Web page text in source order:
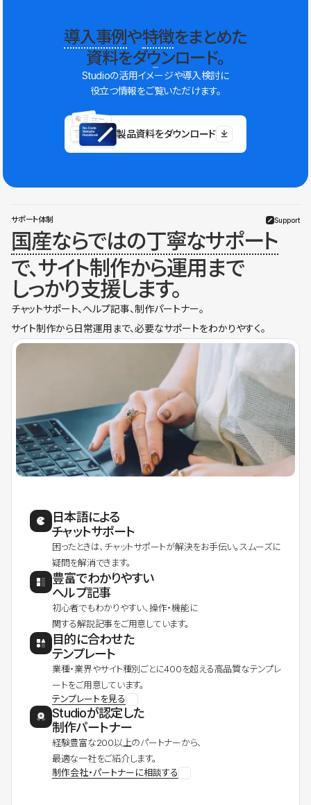
導入事例や特徴をまとめた
資料をダウンロード。
Studioの活用イメージや導入検討に
役立つ情報をご覧いただけます。
製品資料をダウンロード
サポート体制 Support
国産ならではの丁寧なサポート
で、サイト制作から運用まで
しっかり支援します。
チャットサポート、ヘルプ記事、制作パートナー。
サイト制作から日常運用まで、必要なサポートをわかりやすく。
日本語による
チャットサポート
困ったときは、チャットサポートが解決をお手伝い。スムーズに
疑問を解消できます。
豊富でわかりやすい
ヘルプ記事
初心者でもわかりやすい、操作・機能に
関する解説記事をご用意しています。
目的に合わせた
テンプレート
業種・業界やサイト種別ごとに400を超える高品質なテンプレ
ートをご用意しています。
テンプレートを見る
Studioが認定した
制作パートナー
経験豊富な200以上のパートナーから、
最適な一社をご紹介します。
制作会社・パートナーに相談する